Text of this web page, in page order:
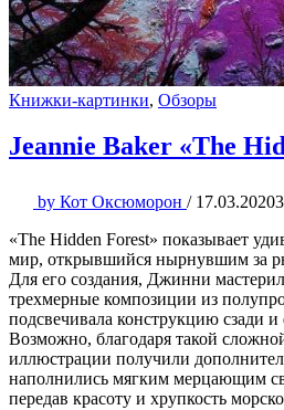
Книжки-картинки, Обзоры
Jeannie Baker «The
by Кот Оксюморон / 17.03.2020
«The Hidden Forest» показывает
мир, открывшийся нырнувшим за
Для его создания, Джинни
трехмерные композиции из
подсвечивала конструкцию сзади и
Возможно, благодаря такой
иллюстрации получили
наполнились мягким мерцающим
передав красоту и хрупкость